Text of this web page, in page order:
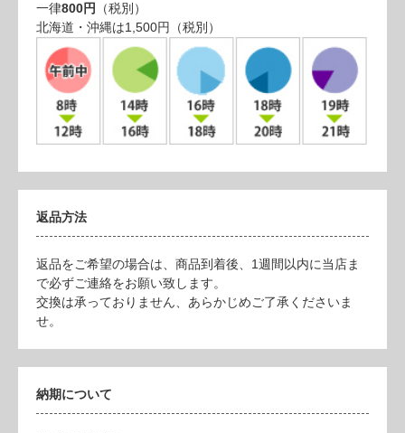
一律800円
（税別）
北海道・沖縄は1,500円（税別）
返品方法
返品をご希望の場合は、商品到着後、1週間以内に当店ま
で必ずご連絡をお願い致します。
交換は承っておりません、あらかじめご了承くださいま
せ。
納期について